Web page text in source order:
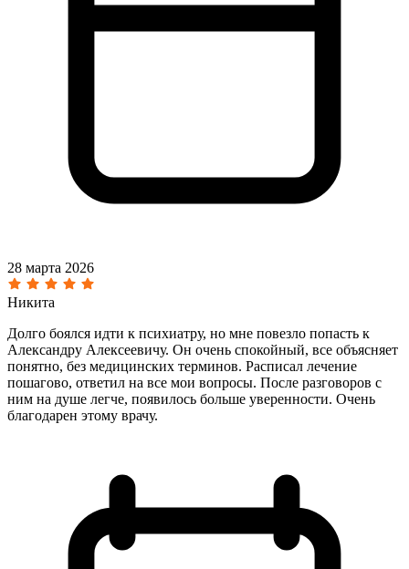
28 марта 2026
Никита
Долго боялся идти к психиатру, но мне повезло попасть к
Александру Алексеевичу. Он очень спокойный, все объясняет
понятно, без медицинских терминов. Расписал лечение
пошагово, ответил на все мои вопросы. После разговоров с
ним на душе легче, появилось больше уверенности. Очень
благодарен этому врачу.